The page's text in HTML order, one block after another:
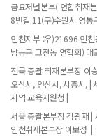
금요저널본부( 연합취재
8번길 11(구)수원시 영
인천지부 :우)21696 인
남동구 고잔동 연합회)
전국 총괄 취재본부장 이
오산시, 안산시, 시흥시, |
지역 교육지원청 |
서울 총괄본부장 김광재 |
인천취재본부장 이보성 |